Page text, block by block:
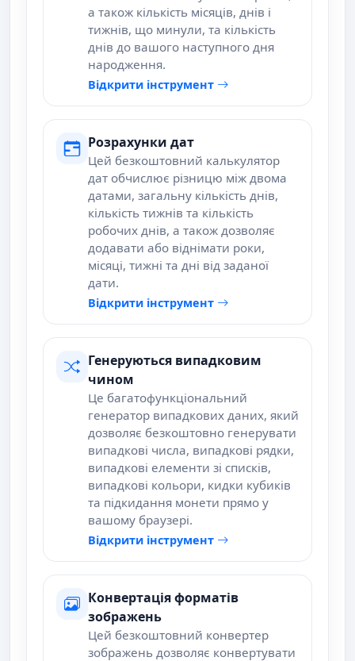
а також кількість місяців, днів і
тижнів, що минули, та кількість
днів до вашого наступного дня
народження.
Відкрити інструмент
Розрахунки дат
Цей безкоштовний калькулятор
дат обчислює різницю між двома
датами, загальну кількість днів,
кількість тижнів та кількість
робочих днів, а також дозволяє
додавати або віднімати роки,
місяці, тижні та дні від заданої
дати.
Відкрити інструмент
Генеруються випадковим
чином
Це багатофункціональний
генератор випадкових даних, який
дозволяє безкоштовно генерувати
випадкові числа, випадкові рядки,
випадкові елементи зі списків,
випадкові кольори, кидки кубиків
та підкидання монети прямо у
вашому браузері.
Відкрити інструмент
Конвертація форматів
зображень
Цей безкоштовний конвертер
зображень дозволяє конвертувати